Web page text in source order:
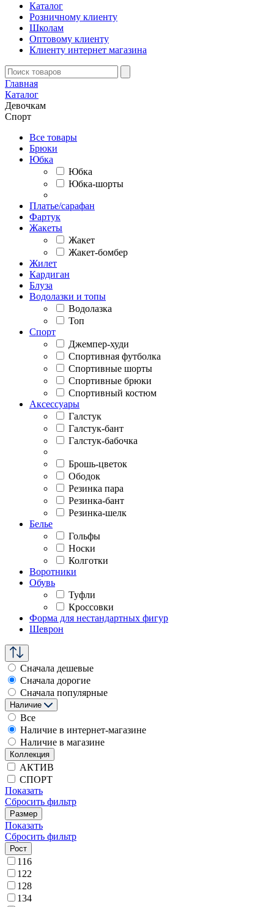
Каталог
Розничному клиенту
Школам
Оптовому клиенту
Клиенту интернет магазина
Главная
Каталог
Девочкам
Спорт
Все товары
Брюки
Юбка
Юбка
Юбка-шорты
Платье/сарафан
Фартук
Жакеты
Жакет
Жакет-бомбер
Жилет
Кардиган
Блуза
Водолазки и топы
Водолазка
Топ
Спорт
Джемпер-худи
Спортивная футболка
Спортивные шорты
Спортивные брюки
Спортивный костюм
Аксессуары
Галстук
Галстук-бант
Галстук-бабочка
Брошь-цветок
Ободок
Резинка пара
Резинка-бант
Резинка-шелк
Белье
Гольфы
Носки
Колготки
Воротники
Обувь
Туфли
Кроссовки
Форма для нестандартных фигур
Шеврон
Сначала дешевые
Сначала дорогие
Сначала популярные
Наличие
Все
Наличие в интернет-магазине
Наличие в магазине
Коллекция
АКТИВ
СПОРТ
Показать
Сбросить фильтр
Размер
Показать
Сбросить фильтр
Рост
116
122
128
134